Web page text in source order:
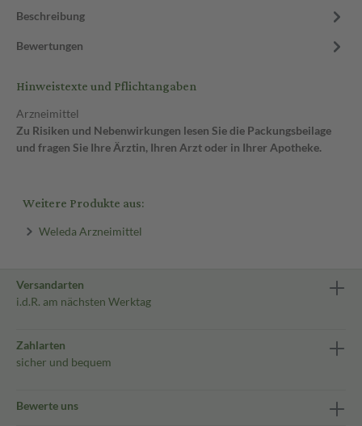
Beschreibung
Bewertungen
Hinweistexte und Pflichtangaben
Arzneimittel
Zu Risiken und Nebenwirkungen lesen Sie die Packungsbeilage
und fragen Sie Ihre Ärztin, Ihren Arzt oder in Ihrer Apotheke.
Weitere Produkte aus:
Weleda Arzneimittel
Versandarten
i.d.R. am nächsten Werktag
Zahlarten
sicher und bequem
Bewerte uns